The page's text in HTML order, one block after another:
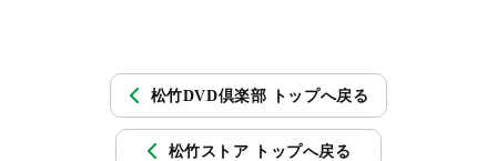
松竹DVD倶楽部 トップへ戻る
松竹ストア トップへ戻る